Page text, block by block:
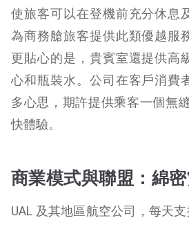
使旅客可以在登機前充分休息
為商務艙旅客提供此類優越服
更貼心的是，貴賓室還提供高
心和瓶裝水。公司在客戶消費
多心思，期許提供乘客一個無
快體驗。
商業模式與聯盟：綿
UAL 及其地區航空公司，每天